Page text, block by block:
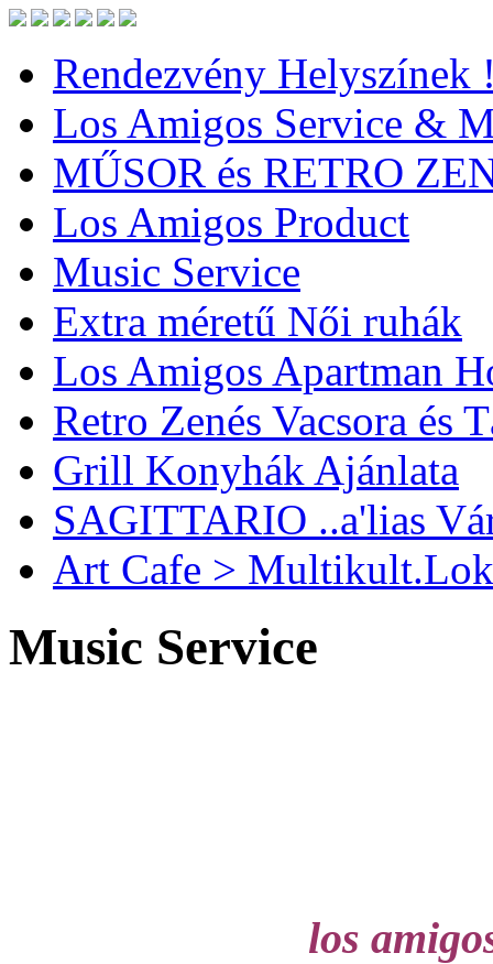
Rendezvény Helyszínek
Los Amigos Service &
MŰSOR és RETRO
Los Amigos Product
Music Service
Extra méretű Női ruhák
Los Amigos Apartman
Retro Zenés Vacsora és
Grill Konyhák Ajánlata
SAGITTARIO ..a'lias
Art Cafe >
Music Service
los